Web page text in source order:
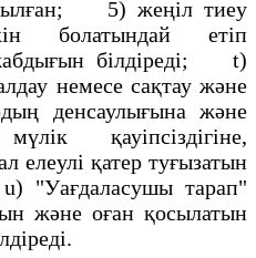
5) жеңiл тиеу
болатындай етiп
жабдығын бiлдiредi; t)
немесе сақтау және
денсаулығына және
қауiпсiздiгiне,
елеулi қатер туғызатын
"Уағдаласушы тарап"
және оған қосылатын